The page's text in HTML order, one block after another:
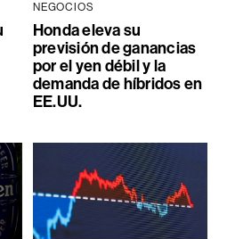
NEGOCIOS
Honda eleva su
previsión de ganancias
por el yen débil y la
demanda de híbridos en
EE.UU.